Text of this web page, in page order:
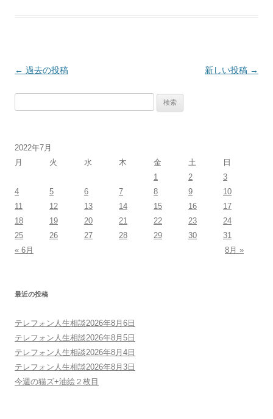
投
ョ
ン
← 過去の投稿 新しい投稿 →
索:
2022年7月
月
火 水 木 金 土
日
1
2
3
4
5 6 7 8 9
10
11
12 13 14 15 16
17
18
19 20 21 22 23
24
25
26 27 28 29 30
31
« 6月
8月 »
最近の投稿
テレフォン人生相談2026年8月6日
テレフォン人生相談2026年8月5日
テレフォン人生相談2026年8月4日
テレフォン人生相談2026年8月3日
今週の猫ズ+油絵２枚目